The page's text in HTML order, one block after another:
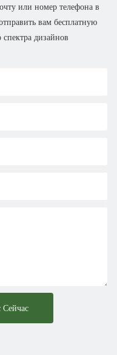
или номер телефона в
вам бесплатную
дизайнов
Сейчас